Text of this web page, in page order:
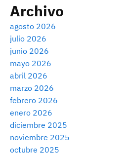
Archivo
agosto 2026
julio 2026
junio 2026
mayo 2026
abril 2026
marzo 2026
febrero 2026
enero 2026
diciembre 2025
noviembre 2025
octubre 2025